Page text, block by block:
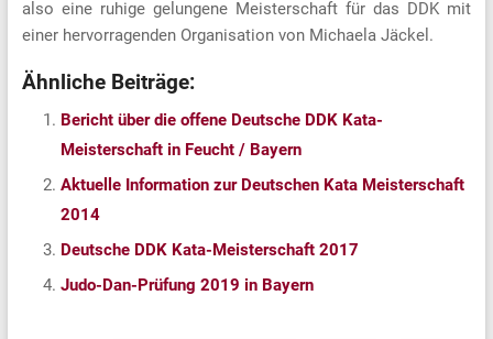
also eine ruhige gelungene Meisterschaft für das DDK mit
einer hervorragenden Organisation von Michaela Jäckel.
Ähnliche Beiträge:
Bericht über die offene Deutsche DDK Kata-
Meisterschaft in Feucht / Bayern
Aktuelle Information zur Deutschen Kata Meisterschaft
2014
Deutsche DDK Kata-Meisterschaft 2017
Judo-Dan-Prüfung 2019 in Bayern